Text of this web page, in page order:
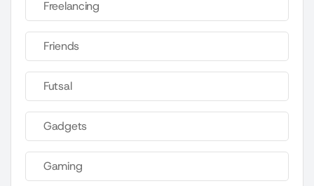
Freelancing
Friends
Futsal
Gadgets
Gaming